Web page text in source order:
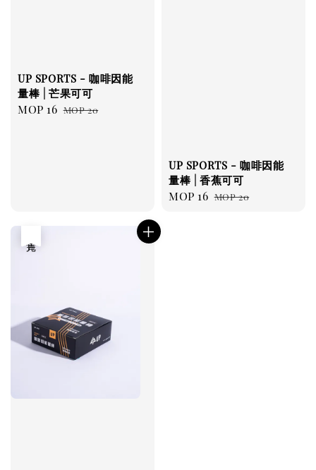
UP SPORTS - 咖啡因能
量棒 | 芒果可可
Sale
MOP 16 Regular
MOP 20
UP SPORTS - 咖啡因能
量棒 | 香蕉可可
Sale
MOP 16 Regular
MOP 20